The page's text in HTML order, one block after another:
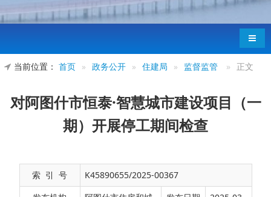
导航
当前位置： 首页 » 政务公开 » 住建局 » 监督监管 » 正文
对阿图什市恒泰·智慧城市建设项目（一
期）开展停工期间检查
索 引 号
K45890655/2025-00367